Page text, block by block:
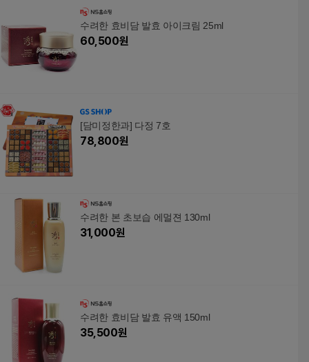
수려한 효비담 발효 아이크림 25ml
60,500원
[담미정한과] 다정 7호
78,800원
수려한 본 초보습 에멀젼 130ml
31,000원
수려한 효비담 발효 유액 150ml
35,500원